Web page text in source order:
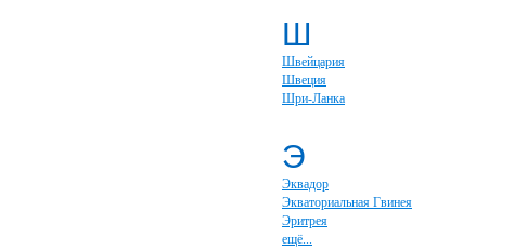
Ш
Швейцария
Швеция
Шри-Ланка
Э
Эквадор
Экваториальная Гвинея
Эритрея
ещё...